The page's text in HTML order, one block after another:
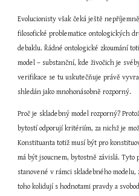
Evolucionisty však čeká ještě
filosofické problematice ontologických
debaklu. Řádné ontologické zkoumání
model – substanční, kde živočich je
verifikace se tu uskutečňuje právě
shledán jako mnohonásobně rozporný.
Proč je skladebný model rozporný?
bytostí odporují kritériím, za nichž je
Konstituanta totiž musí být pro
má být jsoucnem, bytostně závislá. Tyto
stanovené v rámci skladebného
toho kolidují s hodnotami pravdy a